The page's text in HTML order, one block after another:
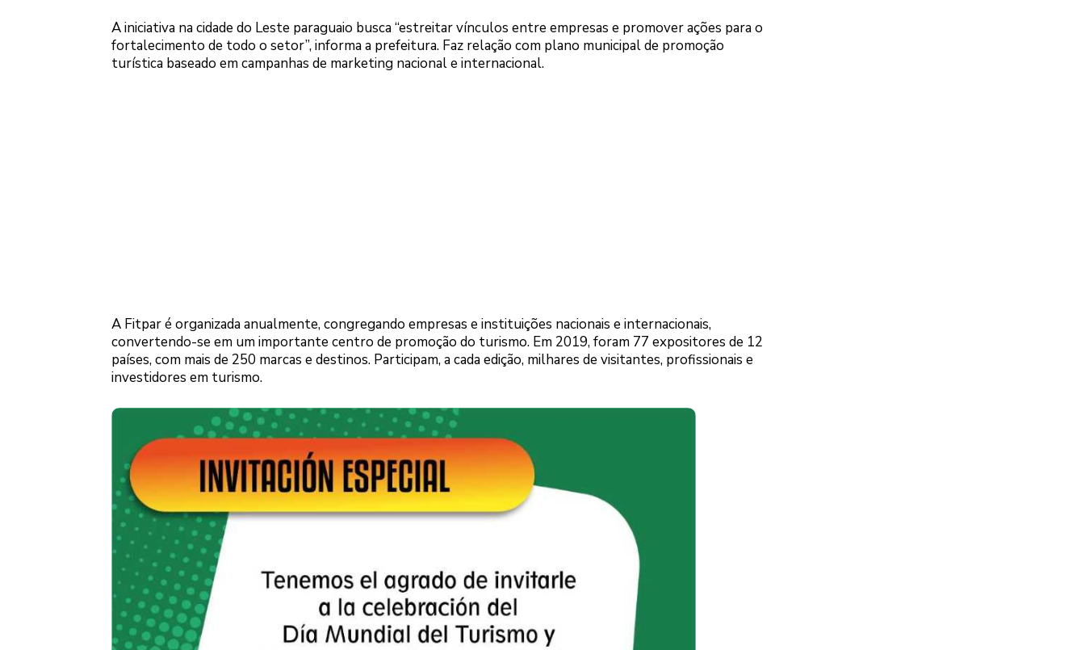
A iniciativa na cidade do Leste paraguaio busca “estreitar vínculos entre empresas e promover ações para o
fortalecimento de todo o setor”, informa a prefeitura. Faz relação com plano municipal de promoção
turística baseado em campanhas de marketing nacional e internacional.
A Fitpar é organizada anualmente, congregando empresas e instituições nacionais e internacionais,
convertendo-se em um importante centro de promoção do turismo. Em 2019, foram 77 expositores de 12
países, com mais de 250 marcas e destinos. Participam, a cada edição, milhares de visitantes, profissionais e
investidores em turismo.